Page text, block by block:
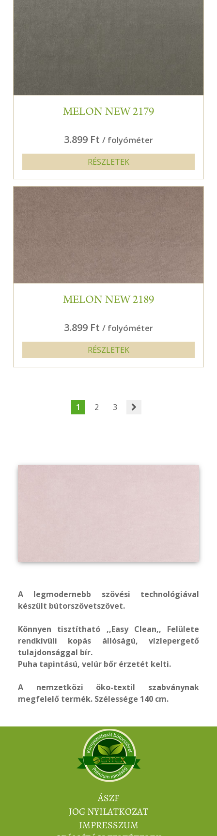
MELON NEW 2179
3.899 Ft / folyóméter
RÉSZLETEK
MELON NEW 2189
3.899 Ft / folyóméter
RÉSZLETEK
1 2 3
A legmodernebb szövési technológiával
készült bútorszövetszövet.
Könnyen tisztítható ,,Easy Clean,, Felülete
rendkívüli kopás állóságú, vízlepergető
tulajdonsággal bír.
Puha tapintású, velúr bőr érzetét kelti.
A nemzetközi öko-textil szabványnak
megfelelő termék. Szélessége 140 cm.
ÁSZF
JOG NYILATKOZAT
IMPRESSZUM